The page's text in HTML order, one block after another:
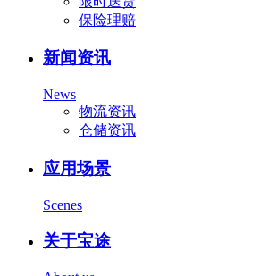
保险理赔
新闻资讯
News
物流资讯
仓储资讯
应用场景
Scenes
关于宝途